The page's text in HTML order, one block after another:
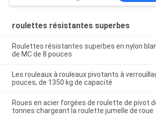
roulettes résistantes superbes
Roulettes résistantes superbes en nylon
de MC de 8 pouces
Les rouleaux à rouleaux pivotants à
pouces, de 1350 kg de capacité
Roues en acier forgées de roulette de pivot
tonnes chargeant la roulette jumelle de roue